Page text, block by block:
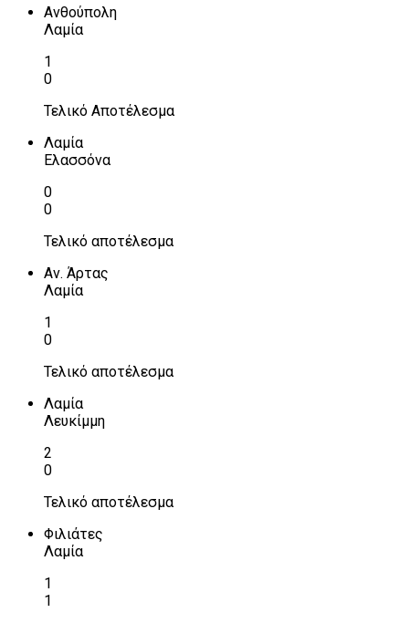
Ανθούπολη
Λαμία
1
0
Τελικό Αποτέλεσμα
Λαμία
Ελασσόνα
0
0
Τελικό αποτέλεσμα
Αν. Άρτας
Λαμία
1
0
Τελικό αποτέλεσμα
Λαμία
Λευκίμμη
2
0
Τελικό αποτέλεσμα
Φιλιάτες
Λαμία
1
1